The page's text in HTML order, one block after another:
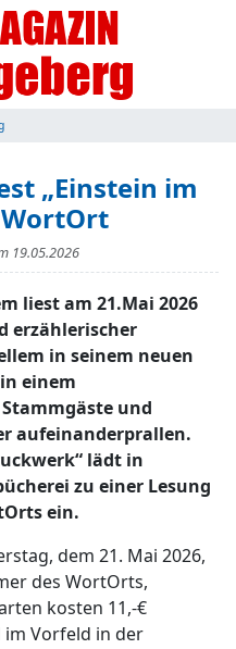
„Einstein im
19.05.2026
liest am 21.Mai 2026
erzählerischer
in seinem neuen
einem
und
aufeinanderprallen.
lädt in
zu einer Lesung
ein.
dem 21. Mai 2026,
des WortOrts,
kosten 11,-€
im Vorfeld in der